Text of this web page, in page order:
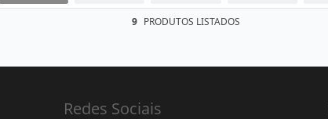
9 PRODUTOS LISTADOS
Redes Sociais